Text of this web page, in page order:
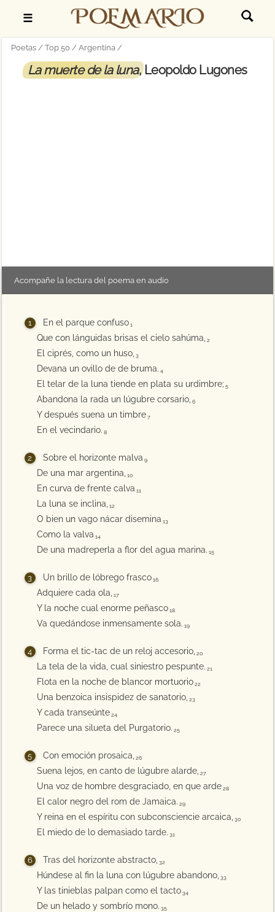
☰
Poetas Top 50 Argentina
La muerte de la luna, Leopoldo Lugones
Acompañe la lectura del poema en audio
En el parque confuso 1
Que con lánguidas brisas el cielo sahúma, 2
El ciprés, como un huso, 3
Devana un ovillo de de bruma. 4
El telar de la luna tiende en plata su urdimbre; 5
Abandona la rada un lúgubre corsario, 6
Y después suena un timbre 7
En el vecindario. 8
Sobre el horizonte malva 9
De una mar argentina, 10
En curva de frente calva 11
La luna se inclina, 12
O bien un vago nácar disemina 13
Como la valva 14
De una madreperla a flor del agua marina. 15
Un brillo de lóbrego frasco 16
Adquiere cada ola, 17
Y la noche cual enorme peñasco 18
Va quedándose inmensamente sola. 19
Forma el tic-tac de un reloj accesorio, 20
La tela de la vida, cual siniestro pespunte. 21
Flota en la noche de blancor mortuorio 22
Una benzoica insispidez de sanatorio, 23
Y cada transeúnte 24
Parece una silueta del Purgatorio. 25
Con emoción prosaica, 26
Suena lejos, en canto de lúgubre alarde, 27
Una voz de hombre desgraciado, en que arde 28
El calor negro del rom de Jamaica. 29
Y reina en el espíritu con subconsciencie arcaica, 30
El miedo de lo demasiado tarde. 31
Tras del horizonte abstracto, 32
Húndese al fin la luna con lúgubre abandono, 33
Y las tinieblas palpan como el tacto 34
De un helado y sombrío mono. 35